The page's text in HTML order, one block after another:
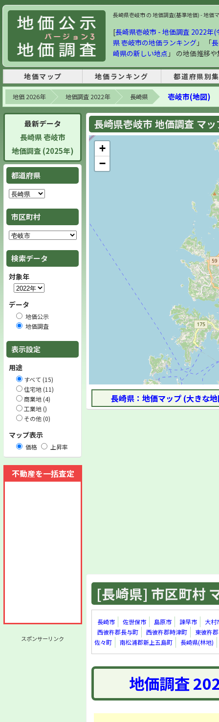
長崎県壱岐市 の 地価調査(基準地価) - 地価
[長崎県壱岐市 - 地価調査 2022年(
県 壱岐市の地価ランキング 」 「
崎県の新しい地点 」 の地価推移
地価マップ 地価ランキング 都道府県別
地価 2026年 地価調査 2022年 長崎県 壱岐市(地図)
最新データ
長崎県 壱岐市
地価調査 (2025年)
都道府県
市区町村
検索データ
対象年
データ
地価公示
地価調査
表示設定
用途
すべて (15)
住宅地 (11)
商業地 (4)
工業地 ()
その他 (0)
マップ表示
価格 上昇率
不動産を一括査定
スポンサーリンク
長崎県壱岐市 地価調査 マ
+
−
長崎県：地価マップ (大きな
[長崎県] 市区町村
長崎市 佐世保市 島原市 諫早市
大村
西彼杵郡長与町
西彼杵郡時津町
東彼杵
佐々町
南松浦郡新上五島町 長崎県(林地)
地価調査